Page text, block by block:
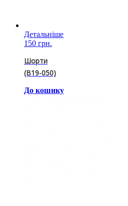
Детальніше
150 грн.
Шорти
(B19-050)
До кошику